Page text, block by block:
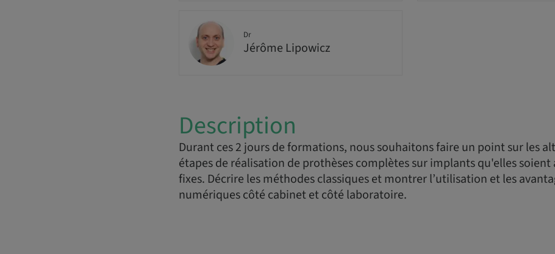
Dr
Jérôme Lipowicz
Description
Durant ces 2 jours de formations, nous souhaitons faire un point sur les
étapes de réalisation de prothèses complètes sur implants qu'elles soient
fixes. Décrire les méthodes classiques et montrer l’utilisation et les
numériques côté cabinet et côté laboratoire.